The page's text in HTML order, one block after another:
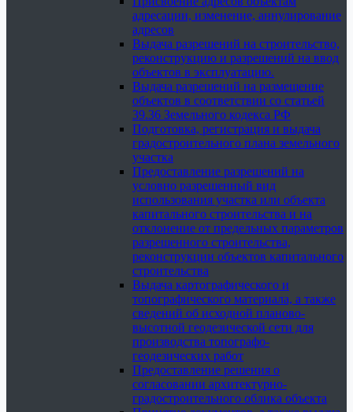
адресации, изменение, аннулирование
адресов
Выдача разрешений на строительство,
реконструкцию и разрешений на ввод
объектов в эксплуатацию.
Выдача разрешений на размещение
объектов в соответствии со статьей
39.36 Земельного кодекса РФ
Подготовка, регистрация и выдача
градостроительного плана земельного
участка
Предоставление разрешений на
условно разрешенный вид
использования участка или объекта
капитального строительства и на
отклонение от предельных параметров
разрешенного строительства,
реконструкции объектов капитального
строительства
Выдача картографического и
топографического материала, а также
сведений об исходной планово-
высотной геодезической сети для
производства топографо-
геодезических работ
Предоставление решения о
согласовании архитектурно-
градостроительного облика объекта